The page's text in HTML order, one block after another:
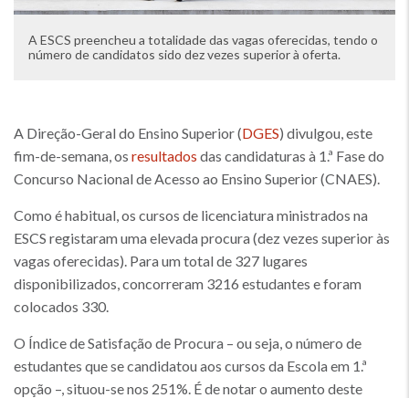
A ESCS preencheu a totalidade das vagas oferecidas, tendo o
número de candidatos sido dez vezes superior à oferta.
A Direção-Geral do Ensino Superior (DGES) divulgou, este
fim-de-semana, os resultados das candidaturas à 1.ª Fase do
Concurso Nacional de Acesso ao Ensino Superior (CNAES).
Como é habitual, os cursos de licenciatura ministrados na
ESCS registaram uma elevada procura (dez vezes superior às
vagas oferecidas). Para um total de 327 lugares
disponibilizados, concorreram 3216 estudantes e foram
colocados 330.
O Índice de Satisfação de Procura – ou seja, o número de
estudantes que se candidatou aos cursos da Escola em 1.ª
opção –, situou-se nos 251%. É de notar o aumento deste